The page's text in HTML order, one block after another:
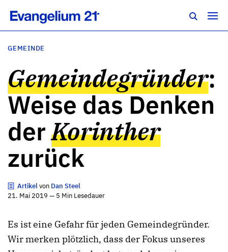
GEMEINDE
Gemeindegründer:
Weise das Denken
derKorinther
zurück
Artikelvon Dan Steel
21. Mai 2019 — 5 Min Lesedauer
Es ist eine Gefahr für jeden Gemeindegründer.
Wir merken plötzlich, dass der Fokus unseres